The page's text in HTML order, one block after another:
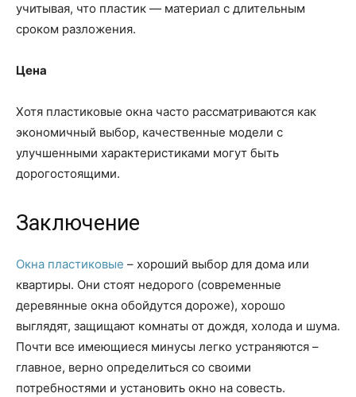
учитывая, что пластик — материал с длительным
сроком разложения.
Цена
Хотя пластиковые окна часто рассматриваются как
экономичный выбор, качественные модели с
улучшенными характеристиками могут быть
дорогостоящими.
Заключение
Окна пластиковые – хороший выбор для дома или
квартиры. Они стоят недорого (современные
деревянные окна обойдутся дороже), хорошо
выглядят, защищают комнаты от дождя, холода и шума.
Почти все имеющиеся минусы легко устраняются –
главное, верно определиться со своими
потребностями и установить окно на совесть.